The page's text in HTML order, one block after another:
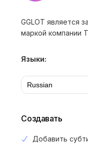
GGLOT является
маркой компании
Языки:
Russian
Создавать
Добавить